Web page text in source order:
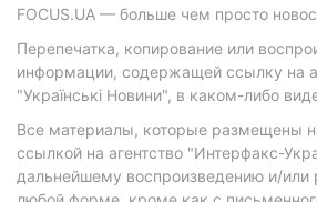
FOCUS.UA — больше чем просто
Перепечатка, копирование или
информации, содержащей ссылку на
"Українські Новини", в каком-либо
Все материалы, которые размещены
ссылкой на агентство "Интерфакс-
дальнейшему воспроизведению и/или